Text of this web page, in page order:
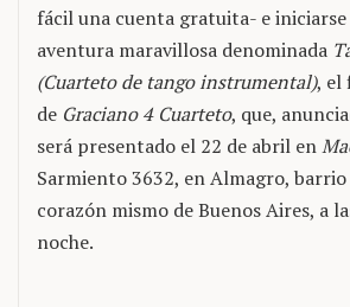
fácil una cuenta gratuita- e iniciarse
aventura maravillosa denominada
(Cuarteto de tango instrumental), el
de Graciano 4 Cuarteto, que,
será presentado el 22 de abril en
Sarmiento 3632, en Almagro,
corazón mismo de Buenos Aires, a
noche.